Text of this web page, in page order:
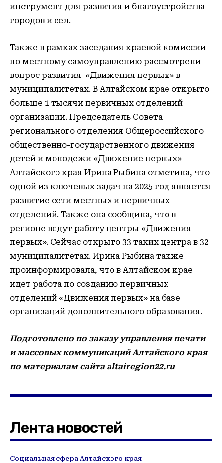
инструмент для развития и благоустройства
городов и сел.
Также в рамках заседания краевой комиссии
по местному самоуправлению рассмотрели
вопрос развития «Движения первых» в
муниципалитетах. В Алтайском крае открыто
больше 1 тысячи первичных отделений
организации. Председатель Совета
регионального отделения Общероссийского
общественно-государственного движения
детей и молодежи «Движение первых»
Алтайского края Ирина Рыбина отметила, что
одной из ключевых задач на 2025 год является
развитие сети местных и первичных
отделений. Также она сообщила, что в
регионе ведут работу центры «Движения
первых». Сейчас открыто 33 таких центра в 32
муниципалитетах. Ирина Рыбина также
проинформировала, что в Алтайском крае
идет работа по созданию первичных
отделений «Движения первых» на базе
организаций дополнительного образования.
Подготовлено по заказу управления печати
и массовых коммуникаций Алтайского края
по материалам сайта altairegion22.ru
Лента новостей
Социальная сфера Алтайского края